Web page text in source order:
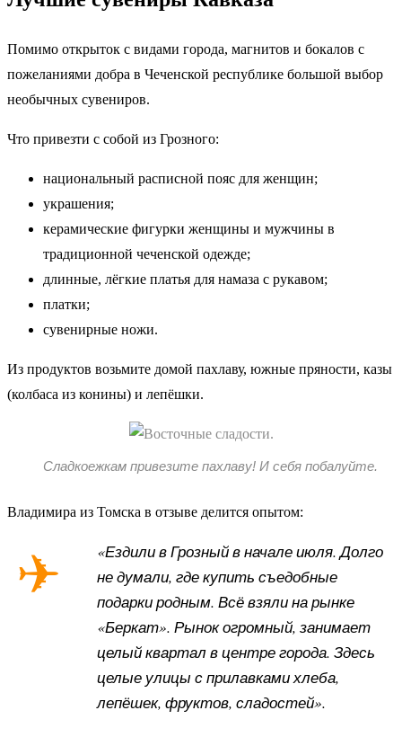
Помимо открыток с видами города, магнитов и бокалов с
пожеланиями добра в Чеченской республике большой выбор
необычных сувениров.
Что привезти с собой из Грозного:
национальный расписной пояс для женщин;
украшения;
керамические фигурки женщины и мужчины в
традиционной чеченской одежде;
длинные, лёгкие платья для намаза с рукавом;
платки;
сувенирные ножи.
Из продуктов возьмите домой пахлаву, южные пряности, казы
(колбаса из конины) и лепёшки.
Сладкоежкам привезите пахлаву! И себя побалуйте.
Владимира из Томска в отзыве делится опытом:
«Ездили в Грозный в начале июля. Долго
не думали, где купить съедобные
подарки родным. Всё взяли на рынке
«Беркат». Рынок огромный, занимает
целый квартал в центре города. Здесь
целые улицы с прилавками хлеба,
лепёшек, фруктов, сладостей».